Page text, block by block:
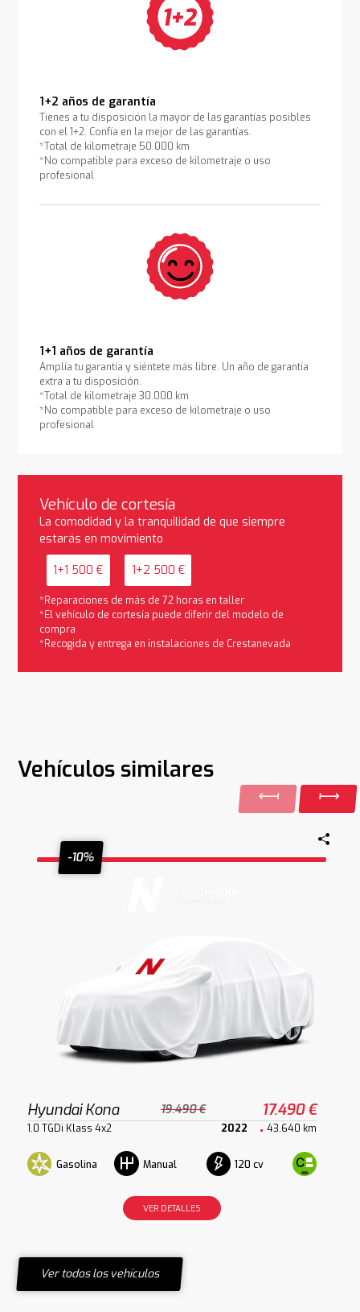
1+2 años de garantía
Tienes a tu disposición la mayor de las garantías posibles
con el 1+2. Confía en la mejor de las garantías.
*Total de kilometraje 50.000 km
*No compatible para exceso de kilometraje o uso
profesional
1+1 años de garantía
Amplía tu garantía y siéntete más libre. Un año de garantía
extra a tu disposición.
*Total de kilometraje 30.000 km
*No compatible para exceso de kilometraje o uso
profesional
Vehículo de cortesía
La comodidad y la tranquilidad de que siempre
estarás en movimiento
1+1 500 € 1+2 500 €
*Reparaciones de más de 72 horas en taller
*El vehículo de cortesía puede diferir del modelo de
compra
*Recogida y entrega en instalaciones de Crestanevada
Vehículos similares
-10%
Hyundai Kona 19.490 € 17.490 €
1.0 TGDi Klass 4x2 2022 43.640 km
Gasolina Manual 120 cv
VER DETALLES
Ver todos los vehículos